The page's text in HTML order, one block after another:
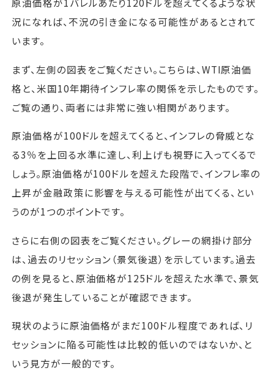
況になれば、不況の引き金になる可能性があるとされて
います。
まず、左側の図表をご覧ください。こちらは、WTI原油価
格と、米国10年期待インフレ率の関係を示したものです。
ご覧の通り、両者には非常に強い相関があります。
原油価格が100ドルを超えてくると、インフレの脅威とな
る3％を上回る水準に達し、利上げも視野に入ってくるで
しょう。原油価格が100ドルを超えた段階で、インフレ率の
上昇が金融政策に影響を与える可能性が出てくる、とい
うのが1つのポイントです。
さらに右側の図表をご覧ください。グレーの網掛け部分
は、過去のリセッション（景気後退）を示しています。過去
の例を見ると、原油価格が125ドルを超えた水準で、景気
後退が発生していることが確認できます。
現状のように原油価格がまだ100ドル程度であれば、リ
セッションに陥る可能性は比較的低いのではないか、と
いう見方が一般的です。